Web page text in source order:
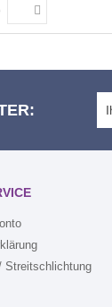
Streitschlichtung